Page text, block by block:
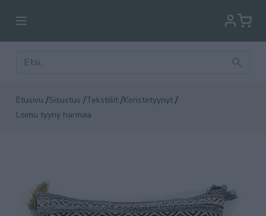
Etusivu /Sisustus /Tekstiilit /Koristetyynyt /
Loimu tyyny harmaa